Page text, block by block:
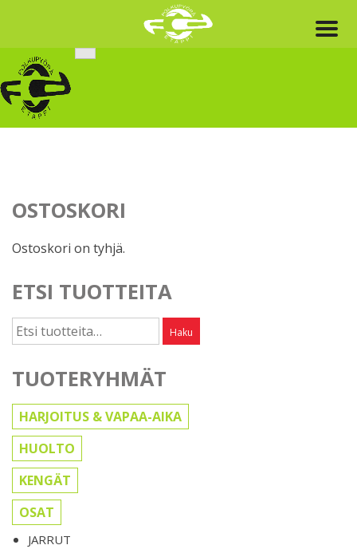
content
OSTOSKORI
Ostoskori on tyhjä.
ETSI TUOTTEITA
Etsi: Haku
TUOTERYHMÄT
HARJOITUS & VAPAA-AIKA
HUOLTO
KENGÄT
OSAT
JARRUT